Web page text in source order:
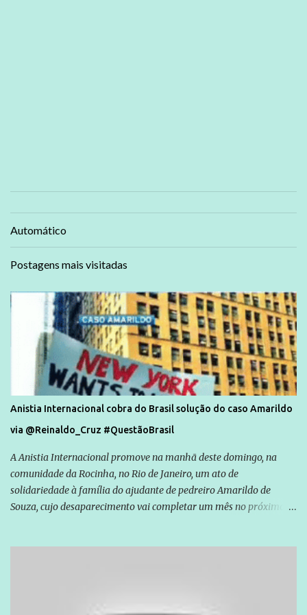
Automático
Postagens mais visitadas
Anistia Internacional cobra do Brasil solução do caso Amarildo
via @Reinaldo_Cruz #QuestãoBrasil
A Anistia Internacional promove na manhã deste domingo, na
comunidade da Rocinha, no Rio de Janeiro, um ato de
solidariedade à família do ajudante de pedreiro Amarildo de
Souza, cujo desaparecimento vai completar um mês no próximo